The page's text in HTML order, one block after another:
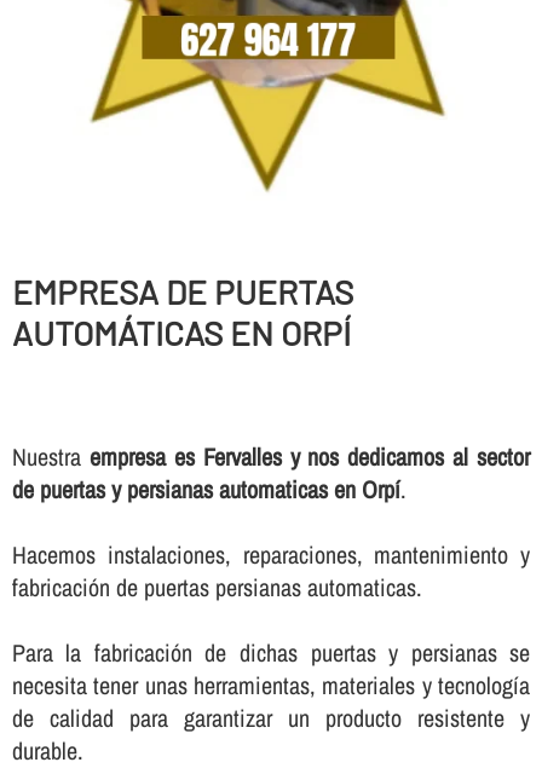
EMPRESA DE PUERTAS
AUTOMÁTICAS EN ORPÍ
Nuestra empresa es Fervalles y nos dedicamos al sector
de puertas y persianas automaticas en Orpí.
Hacemos instalaciones, reparaciones, mantenimiento y
fabricación de puertas persianas automaticas.
Para la fabricación de dichas puertas y persianas se
necesita tener unas herramientas, materiales y tecnologí­a
de calidad para garantizar un producto resistente y
durable.